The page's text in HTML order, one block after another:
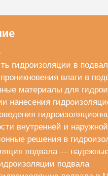
гидроизоляции в
влаги в
материалы для
нанесения
внутренней и
решения в
подвала —
подвала